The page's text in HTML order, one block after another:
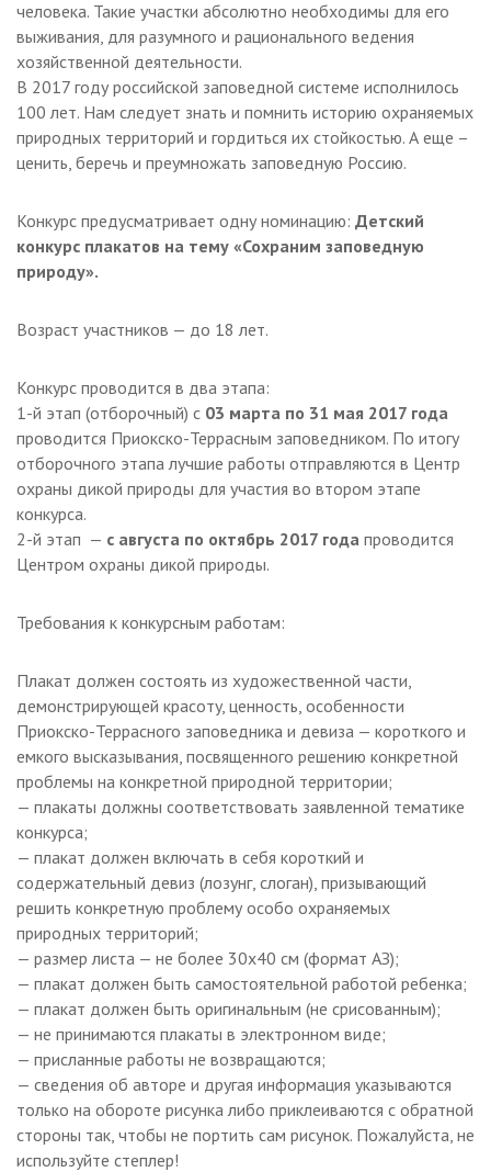
человека. Такие участки абсолютно необходимы для его
выживания, для разумного и рационального ведения
хозяйственной деятельности.
В 2017 году российской заповедной системе исполнилось
100 лет. Нам следует знать и помнить историю охраняемых
природных территорий и гордиться их стойкостью. А еще –
ценить, беречь и преумножать заповедную Россию.
Конкурс предусматривает одну номинацию: Детский
конкурс плакатов на тему «Сохраним заповедную
природу».
Возраст участников — до 18 лет.
Конкурс проводится в два этапа:
1-й этап (отборочный) с 03 марта по 31 мая 2017 года
проводится Приокско-Террасным заповедником. По итогу
отборочного этапа лучшие работы отправляются в Центр
охраны дикой природы для участия во втором этапе
конкурса.
2-й этап — с августа по октябрь 2017 года проводится
Центром охраны дикой природы.
Требования к конкурсным работам:
Плакат должен состоять из художественной части,
демонстрирующей красотy, ценность, особенности
Приокско-Террасного заповедника и девиза — короткого и
емкого высказывания, посвященного решению конкретной
проблемы на конкретной природной территории;
— плакаты должны соответствовать заявленной тематике
конкурса;
— плакат должен включать в себя короткий и
содержательный девиз (лозунг, слоган), призывающий
решить конкретную проблему особо охраняемых
природных территорий;
— размер листа — не более 30х40 см (формат АЗ);
— плакат должен быть самостоятельной работой ребенка;
— плакат должен быть оригинальным (не срисованным);
— не принимаются плакаты в электронном виде;
— присланные работы не возвращаются;
— сведения об авторе и другая информация указываются
только на обороте рисунка либо приклеиваются с обратной
стороны так, чтобы не портить сам рисунок. Пожалуйста, не
используйте степлер!